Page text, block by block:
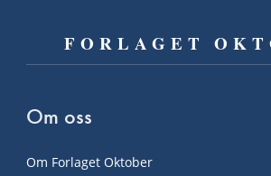
FORLAGET
Om oss
Om Forlaget Oktober